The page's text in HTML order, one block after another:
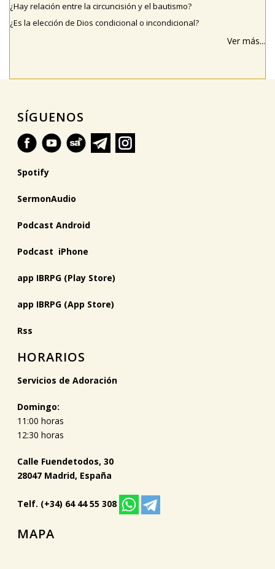
¿Hay relación entre la circuncisión y el bautismo?
¿Es la elección de Dios condicional o incondicional?
Ver más...
SÍGUENOS
Spotify
SermonAudio
Podcast Android
Podcast iPhone
app IBRPG (Play Store)
app IBRPG (App Store)
Rss
HORARIOS
Servicios de Adoración
Domingo:
11:00 horas
12:30 horas
Calle Fuendetodos, 30
28047 Madrid, España
Telf. (+34) 64 44 55 308
MAPA